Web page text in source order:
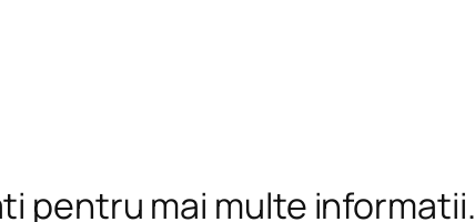
pentru mai multe informații.